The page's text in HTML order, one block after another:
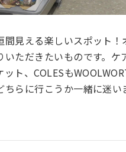
見える楽しいスポット！
ただきたいものです。ケ
ト、COLESも
らに行こうか一緒に迷